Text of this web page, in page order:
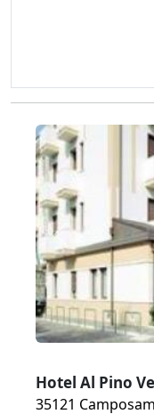
Zurück
Hotel Al Pino
35121